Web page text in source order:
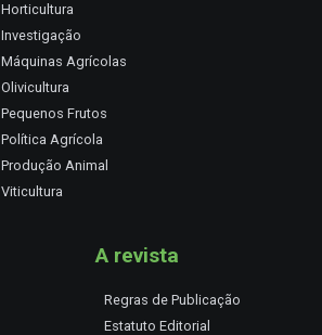
Horticultura
Investigação
Máquinas Agrícolas
Olivicultura
Pequenos Frutos
Política Agrícola
Produção Animal
Viticultura
A revista
Regras de Publicação
Estatuto Editorial